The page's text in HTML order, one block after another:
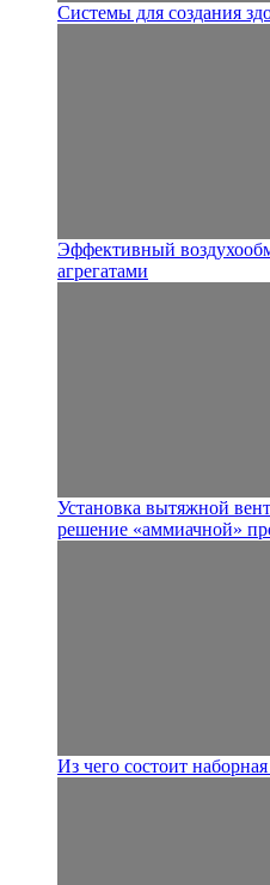
Системы для создания
Эффективный
агрегатами
Установка вытяжной
решение «аммиачной»
Из чего состоит